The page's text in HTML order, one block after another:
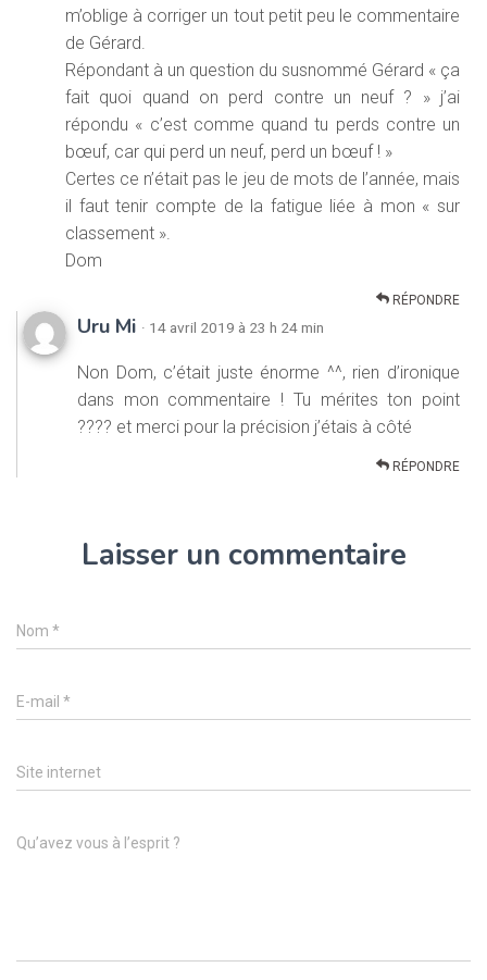
m’oblige à corriger un tout petit peu le commentaire
de Gérard.
Répondant à un question du susnommé Gérard « ça
fait quoi quand on perd contre un neuf ? » j’ai
répondu « c’est comme quand tu perds contre un
bœuf, car qui perd un neuf, perd un bœuf ! »
Certes ce n’était pas le jeu de mots de l’année, mais
il faut tenir compte de la fatigue liée à mon « sur
classement ».
Dom
RÉPONDRE
Uru Mi · 14 avril 2019 à 23 h 24 min
Non Dom, c’était juste énorme ^^, rien d’ironique
dans mon commentaire ! Tu mérites ton point
???? et merci pour la précision j’étais à côté
RÉPONDRE
Laisser un commentaire
Nom *
E-mail *
Site internet
Qu’avez vous à l’esprit ?